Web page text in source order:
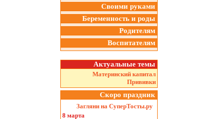
Своими руками
Беременность и роды
Родителям
Воспитателям
Актуальные темы
Материнский капитал
Прививки
Скоро праздник
Загляни на СуперТосты.ру
8 марта